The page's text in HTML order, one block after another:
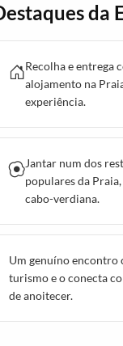
da
Recolha e entrega
alojamento na
experiência.
Jantar num dos
populares da
cabo-verdiana.
Um genuíno encontro
turismo e o conecta
de anoitecer.